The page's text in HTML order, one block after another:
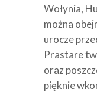
Wołynia,
można
urocze
Prastare
oraz
pięknie